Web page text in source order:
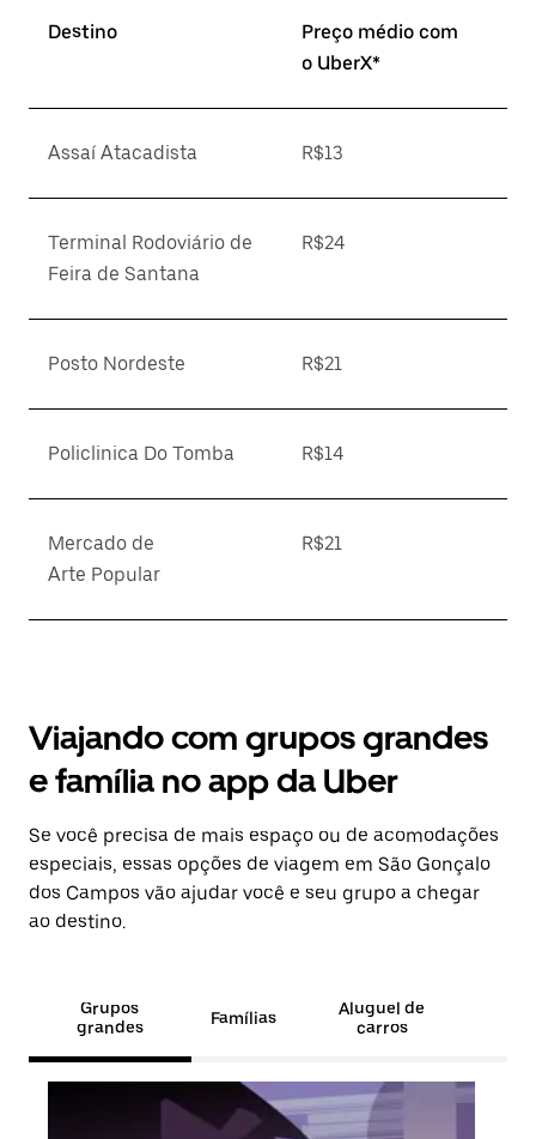
Destino
Preço médio com
o UberX*
Assaí Atacadista R$13
Terminal Rodoviário de
Feira de Santana
R$24
Posto Nordeste R$21
Policlinica Do Tomba R$14
Mercado de
Arte Popular
R$21
Viajando com grupos grandes
e família no app da Uber
Se você precisa de mais espaço ou de acomodações
especiais, essas opções de viagem em São Gonçalo
dos Campos vão ajudar você e seu grupo a chegar
ao destino.
Grupos
grandes
Famílias
Aluguel de
carros